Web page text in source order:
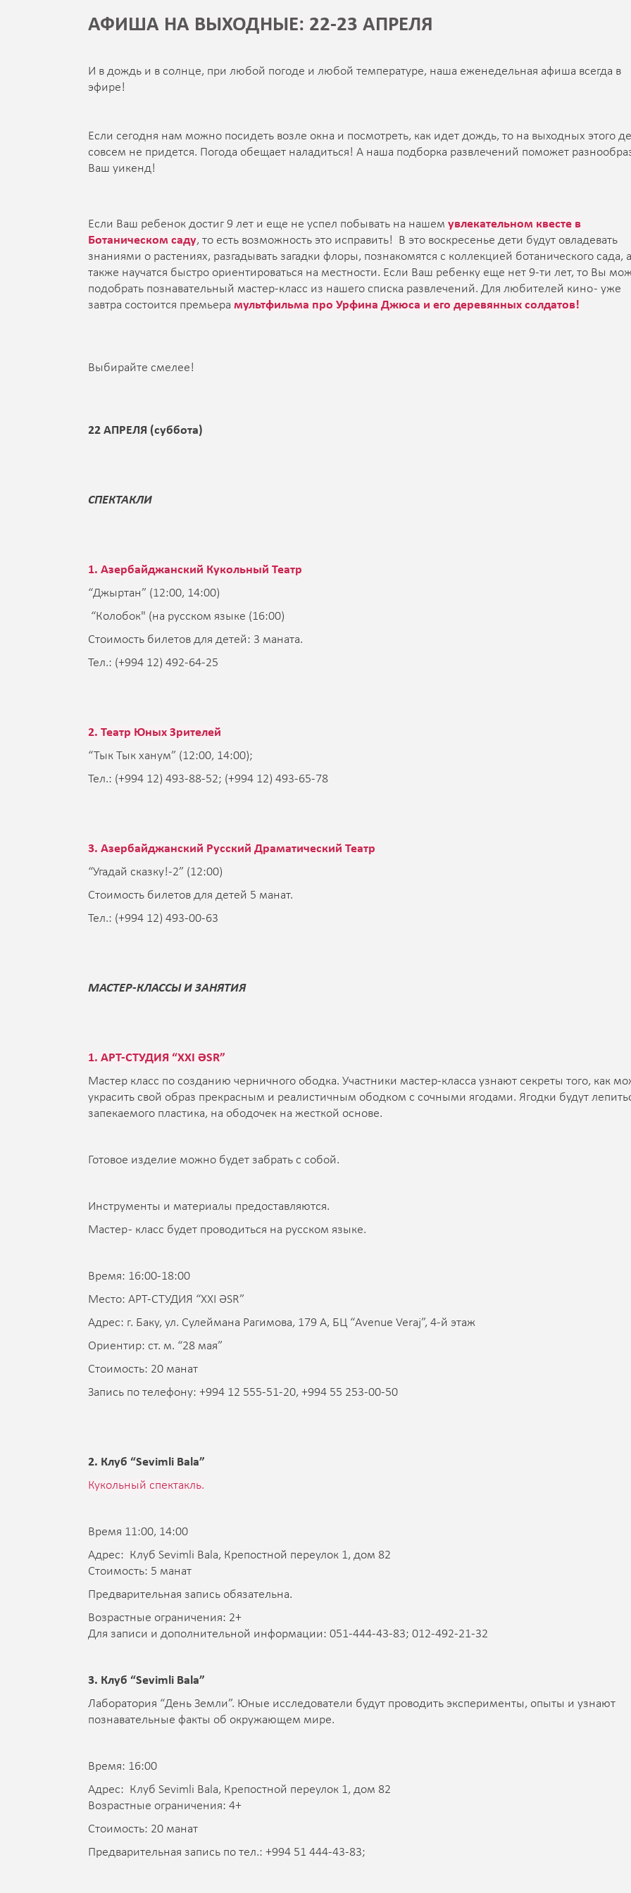
АФИША НА ВЫХОДНЫЕ: 22-23 АПРЕЛЯ
И в дождь и в солнце, при любой погоде и любой температуре, наша еженедельная афиша всегда в
эфире!
Если сегодня нам можно посидеть возле окна и посмотреть, как идет дождь, то на выходных этого
совсем не придется. Погода обещает наладиться! А наша подборка развлечений поможет
Ваш уикенд!
Если Ваш ребенок достиг 9 лет и еще не успел побывать на нашем увлекательном квесте в
Ботаническом саду, то есть возможность это исправить! В это воскресенье дети будут овладевать
знаниями о растениях, разгадывать загадки флоры, познакомятся с коллекцией ботанического сада, а
также научатся быстро ориентироваться на местности. Если Ваш ребенку еще нет 9-ти лет, то Вы
подобрать познавательный мастер-класс из нашего списка развлечений. Для любителей кино - уже
завтра состоится премьера мультфильма про Урфина Джюса и его деревянных солдатов!
Выбирайте смелее!
22 АПРЕЛЯ (суббота)
СПЕКТАКЛИ
1. Азербайджанский Кукольный Театр
“Джыртан” (12:00, 14:00)
“Колобок" (на русском языке (16:00)
Стоимость билетов для детей: 3 маната.
Тел.: (+994 12) 492-64-25
2. Театр Юных Зрителей
“Тык Тык ханум” (12:00, 14:00);
Тел.: (+994 12) 493-88-52; (+994 12) 493-65-78
3. Азербайджанский Русский Драматический Театр
“Угадай сказку!-2” (12:00)
Стоимость билетов для детей 5 манат.
Тел.: (+994 12) 493-00-63
МАСТЕР-КЛАССЫ И ЗАНЯТИЯ
1. АРТ-СТУДИЯ “XXI ƏSR”
Мастер класс по созданию черничного ободка. Участники мастер-класса узнают секреты того, как
украсить свой образ прекрасным и реалистичным ободком с сочными ягодами. Ягодки будут
запекаемого пластика, на ободочек на жесткой основе.
Готовое изделие можно будет забрать с собой.
Инструменты и материалы предоставляются.
Мастер - класс будет проводиться на русском языке.
Время: 16:00-18:00
Место: АРТ-СТУДИЯ “XXI ƏSR”
Адрес: г. Баку, ул. Сулеймана Рагимова, 179 A, БЦ “Avenue Veraj”, 4-й этаж
Ориентир: ст. м. “28 мая”
Стоимость: 20 манат
Запись по телефону: +994 12 555-51-20, +994 55 253-00-50
2. Клуб “Sevimli Bala”
Кукольный спектакль.
Время 11:00, 14:00
Адрес: Клуб Sevimli Bala, Крепостной переулок 1, дом 82
Стоимость: 5 манат
Предварительная запись обязательна.
Возрастные ограничения: 2+
Для записи и дополнительной информации: 051-444-43-83; 012-492-21-32
3. Клуб “Sevimli Bala”
Лаборатория “День Земли”. Юные исследователи будут проводить эксперименты, опыты и узнают
познавательные факты об окружающем мире.
Время: 16:00
Адрес: Клуб Sevimli Bala, Крепостной переулок 1, дом 82
Возрастные ограничения: 4+
Стоимость: 20 манат
Предварительная запись по тел.: +994 51 444-43-83;